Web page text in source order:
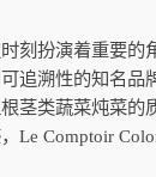
刻扮演着重要
追溯性的知
茎类蔬菜炖
Comptoir